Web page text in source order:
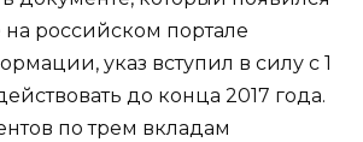
на российском портале
указ вступил в силу с 1
до конца 2017 года.
по трем вкладам